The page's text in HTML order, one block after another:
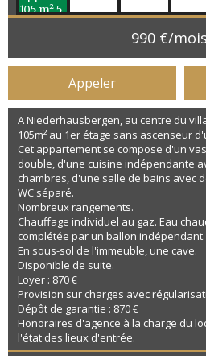
990 €/
Appeler
A Niederhausbergen, au centre du
105m² au 1er étage sans ascenseur
Cet appartement se compose d'un
double, d'une cuisine indépendante
chambres, d'une salle de bains avec
WC séparé.
Nombreux rangements.
Chauffage individuel au gaz. Eau
complétée par un ballon indépendant.
En sous-sol de l'immeuble, une cave.
Disponible de suite.
Loyer : 870 €
Provision sur charges avec
Dépôt de garantie : 870 €
Honoraires d'agence à la charge du
l'état des lieux d'entrée.